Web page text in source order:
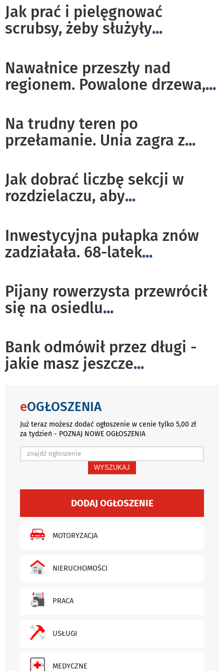
Jak prać i pielęgnować
scrubsy, żeby służyły...
Nawałnice przeszły nad
regionem. Powalone drzewa,...
Na trudny teren po
przełamanie. Unia zagra z...
Jak dobrać liczbę sekcji w
rozdzielaczu, aby...
Inwestycyjna pułapka znów
zadziałała. 68-latek...
Pijany rowerzysta przewrócił
się na osiedlu...
Bank odmówił przez długi -
jakie masz jeszcze...
eOGŁOSZENIA
Już teraz możesz dodać ogłoszenie w cenie tylko 5,00 zł
za tydzień - POZNAJ NOWE OGŁOSZENIA
WYSZUKAJ
DODAJ OGŁOSZENIE
MOTORYZACJA
NIERUCHOMOŚCI
PRACA
USŁUGI
MEDYCZNE